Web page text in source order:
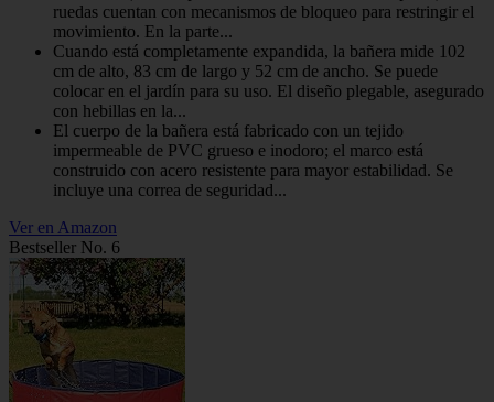
ruedas cuentan con mecanismos de bloqueo para restringir el
movimiento. En la parte...
Cuando está completamente expandida, la bañera mide 102
cm de alto, 83 cm de largo y 52 cm de ancho. Se puede
colocar en el jardín para su uso. El diseño plegable, asegurado
con hebillas en la...
El cuerpo de la bañera está fabricado con un tejido
impermeable de PVC grueso e inodoro; el marco está
construido con acero resistente para mayor estabilidad. Se
incluye una correa de seguridad...
Ver en Amazon
Bestseller No. 6